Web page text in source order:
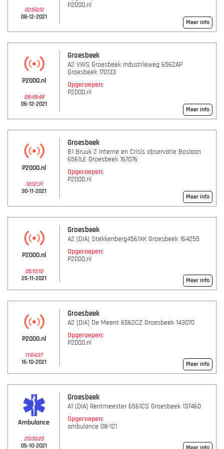
02:50:10
08-12-2021
P2000.nl
Meer info
P2000.nl
09:49:48
06-12-2021
Groesbeek
A2 VWS Groesbeek Industrieweg 6562AP
Groesbeek 170133
Opgeroepen:
P2000.nl
Meer info
P2000.nl
10:12:31
30-11-2021
Groesbeek
B1 Bruuk 2 Interne en Crisis observatie Boslaan
6561LE Groesbeek 167076
Opgeroepen:
P2000.nl
Meer info
P2000.nl
05:10:10
25-11-2021
Groesbeek
A2 (DIA) Stekkenberg4561XK Groesbeek 164255
Opgeroepen:
P2000.nl
Meer info
P2000.nl
11:04:37
16-10-2021
Groesbeek
A2 (DIA) De Meent 6562CZ Groesbeek 143070
Opgeroepen:
P2000.nl
Meer info
Ambulance
20:30:25
05-10-2021
Groesbeek
A1 (DIA) Rentmeester 6561CS Groesbeek 137460
Opgeroepen:
ambulance 08-121